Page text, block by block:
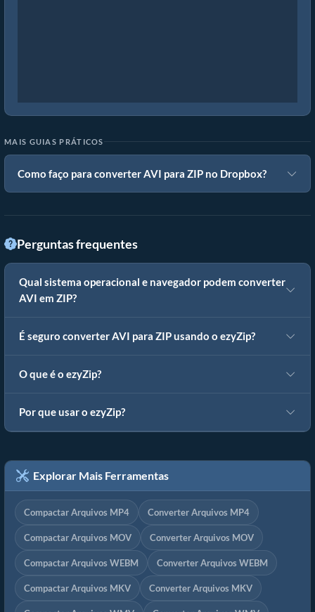
MAIS GUIAS PRÁTICOS
Como faço para converter AVI para ZIP no Dropbox?
Perguntas frequentes
Qual sistema operacional e navegador podem converter
AVI em ZIP?
É seguro converter AVI para ZIP usando o ezyZip?
O que é o ezyZip?
Por que usar o ezyZip?
Explorar Mais Ferramentas
Compactar Arquivos MP4 Converter Arquivos MP4
Compactar Arquivos MOV Converter Arquivos MOV
Compactar Arquivos WEBM Converter Arquivos WEBM
Compactar Arquivos MKV Converter Arquivos MKV